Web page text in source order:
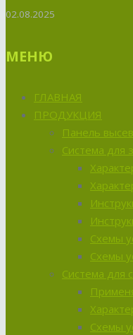
02.08.2025
МЕНЮ
ГЛАВНАЯ
ПРОДУКЦИЯ
Панель
Система для
Схемы
Схемы
Система для
Схемы